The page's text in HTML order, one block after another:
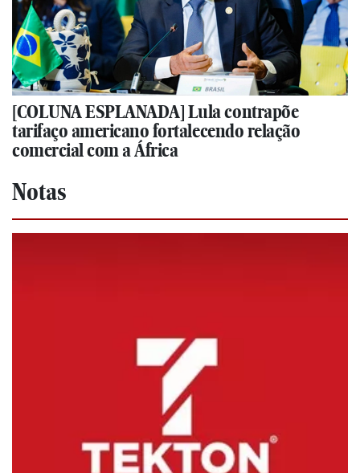
[COLUNA ESPLANADA] Lula contrapõe
tarifaço americano fortalecendo relação
comercial com a África
Notas